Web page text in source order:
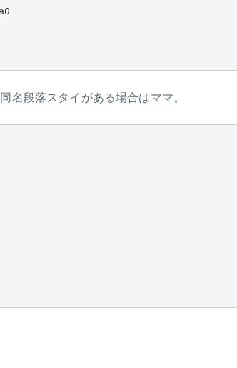
名段落スタイがある場合はママ。